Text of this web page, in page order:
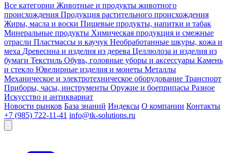
Все категории Животные и продукты животного
происхождения Продукция растительного происхождения
Жиры, масла и воски Пищевые продукты, напитки и табак
Минеральные продукты Химическая продукция и смежные
отрасли Пластмассы и каучук Необработанные шкуры, кожа и
меха Древесина и изделия из дерева Целлюлоза и изделия из
бумаги Текстиль Обувь, головные уборы и аксессуары Камень
и стекло Ювелирные изделия и монеты Металлы
Механическое и электротехническое оборудование Транспорт
Приборы, часы, инструменты Оружие и боеприпасы Разное
Искусство и антиквариат
Новости рынков База знаний Индексы О компании Контакты
+7 (985) 722-11-41 info@tk-solutions.ru